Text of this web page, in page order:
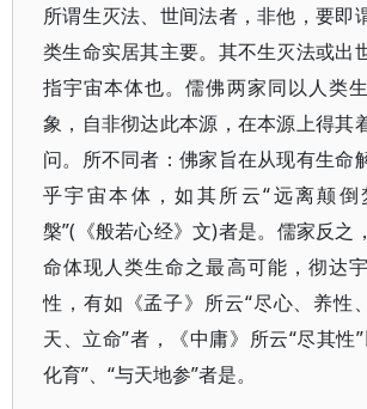
所谓生灭法、世间法者，非他，要即
类生命实居其主要。其不生灭法或出
指宇宙本体也。儒佛两家同以人类
象，自非彻达此本源，在本源上得其
问。所不同者：佛家旨在从现有生命
乎宇宙本体，如其所云“远离颠倒
槃”(《般若心经》文)者是。儒家反之
命体现人类生命之最高可能，彻达
性，有如《孟子》所云“尽心、养性
天、立命”者，《中庸》所云“尽其性
化育”、“与天地参”者是。